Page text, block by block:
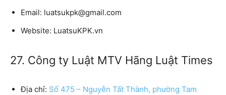
Email: luatsukpk@gmail.com
Website: LuatsuKPK.vn
27. Công ty Luật MTV Hãng Luật Times
Địa chỉ: Số 475 – Nguyễn Tất Thành, phường Tam